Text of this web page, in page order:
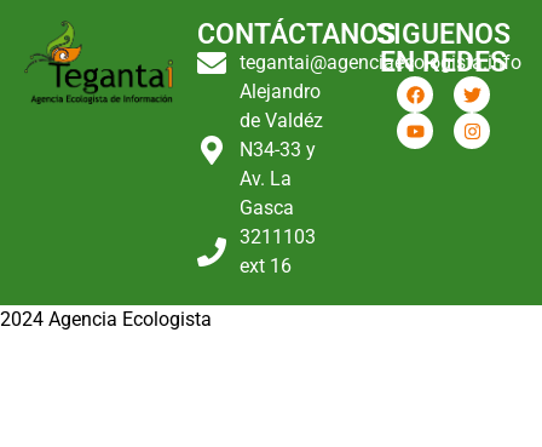
CONTÁCTANOS
tegantai@agenciaecologista.info
Alejandro
de Valdéz
N34-33 y
Av. La
Gasca
3211103
ext 16
SIGUENOS
EN REDES
2024 Agencia Ecologista